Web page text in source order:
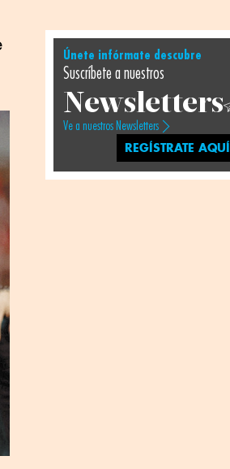
Únete infórmate descubre
Suscríbete a nuestros
Newsletters
Ve a nuestros Newsletters
REGÍSTRATE AQUÍ